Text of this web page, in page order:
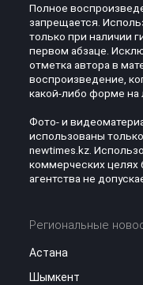
Полное
запрещается.
только при наличии
первом абзаце.
отметка автора в
воспроизведение,
какой-либо форме на
Фото- и
использованы
newtimes.kz.
коммерческих целях
агентства не
Региональные
Астана
Шымкент